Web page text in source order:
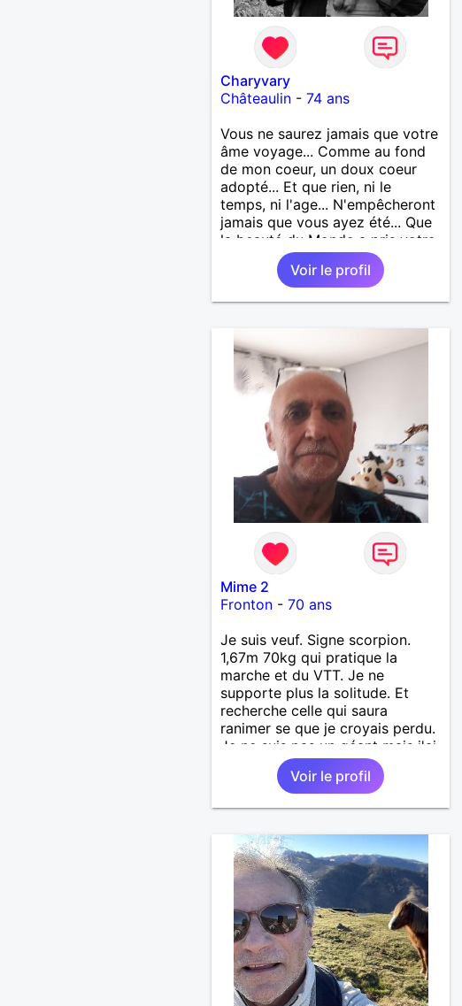
Charyvary
Châteaulin- 74 ans
Vous ne saurez jamais que votre
âme voyage... Comme au fond
de mon coeur, un doux coeur
adopté... Et que rien, ni le
temps, ni l'age... N'empêcheront
jamais que vous ayez été... Que
la beauté du Monde a pris votre
visage... Vous ne saurez jamais
que j’emporte votre âme...
Comme une lampe d’or qui
Voir le profil
Mime 2
Fronton- 70 ans
Je suis veuf. Signe scorpion.
1,67m 70kg qui pratique la
marche et du VTT. Je ne
supporte plus la solitude. Et
recherche celle qui saura
ranimer se que je croyais perdu.
Je ne suis pas un géant mais j'ai
un gros coeur. Je supporte pas
le mensonge l'hypocrisie. J'aime
la franchise et l'honnêteté. Les
contacter moi.
Voir le profil